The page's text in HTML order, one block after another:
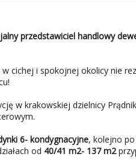
przedstawiciel handlowy
cichej i spokojnej okolicy nie
w krakowskiej dzielnicy
6- kondygnacyjne, kolejno po
od 40/41 m2- 137 m2